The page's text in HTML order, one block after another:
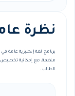
نظرة
منظمة، مع إمكانية تخصيص
الطالب.